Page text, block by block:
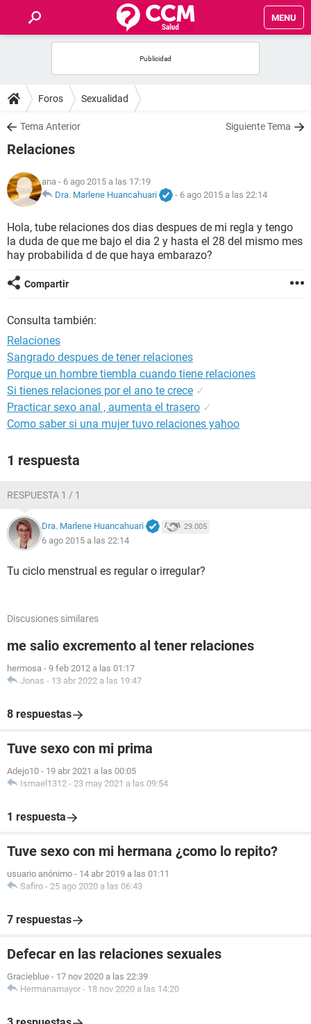
MENU
FOROS
SALUD
NUTRICIÓN
BIENESTAR
Foros Sexualidad
Tema Anterior Siguiente Tema
Relaciones
ana - 6 ago 2015 a las 17:19
Dra. Marlene Huancahuari
- 6 ago 2015 a las 22:14
Hola, tube relaciones dos dias despues de mi regla y tengo
la duda de que me bajo el dia 2 y hasta el 28 del mismo mes
hay probabilida d de que haya embarazo?
Compartir
Consulta también:
Relaciones
Sangrado despues de tener relaciones
Porque un hombre tiembla cuando tiene relaciones
Si tienes relaciones por el ano te crece ✓
Practicar sexo anal , aumenta el trasero ✓
Como saber si una mujer tuvo relaciones yahoo
1 respuesta
RESPUESTA 1 / 1
Dra. Marlene Huancahuari 29.005
6 ago 2015 a las 22:14
Tu ciclo menstrual es regular o irregular?
Discusiones similares
me salio excremento al tener relaciones
hermosa - 9 feb 2012 a las 01:17
Jonas - 13 abr 2022 a las 19:47
8 respuestas
Tuve sexo con mi prima
Adejo10 - 19 abr 2021 a las 00:05
Ismael1312 - 23 may 2021 a las 09:54
1 respuesta
Tuve sexo con mi hermana ¿como lo repito?
usuario anónimo - 14 abr 2019 a las 01:11
Safiro - 25 ago 2020 a las 06:43
7 respuestas
Defecar en las relaciones sexuales
Gracieblue - 17 nov 2020 a las 22:39
Hermanamayor - 18 nov 2020 a las 14:20